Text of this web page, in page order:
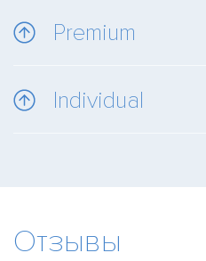
Premium
Individual
Отзывы